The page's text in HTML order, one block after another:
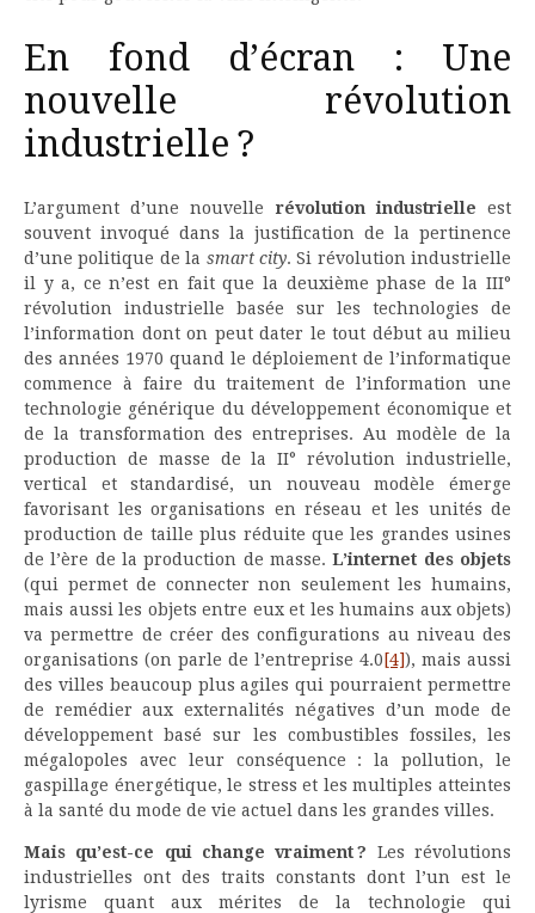
En fond d’écran : Une
nouvelle révolution
industrielle ?
L’argument d’une nouvelle révolution industrielle est
souvent invoqué dans la justification de la pertinence
d’une politique de la smart city. Si révolution industrielle
il y a, ce n’est en fait que la deuxième phase de la III°
révolution industrielle basée sur les technologies de
l’information dont on peut dater le tout début au milieu
des années 1970 quand le déploiement de l’informatique
commence à faire du traitement de l’information une
technologie générique du développement économique et
de la transformation des entreprises. Au modèle de la
production de masse de la II° révolution industrielle,
vertical et standardisé, un nouveau modèle émerge
favorisant les organisations en réseau et les unités de
production de taille plus réduite que les grandes usines
de l’ère de la production de masse.L’internet des objets
(qui permet de connecter non seulement les humains,
mais aussi les objets entre eux et les humains aux objets)
va permettre de créer des configurations au niveau des
organisations (on parle de l’entreprise 4.0 [4]), mais aussi
des villes beaucoup plus agiles qui pourraient permettre
de remédier aux externalités négatives d’un mode de
développement basé sur les combustibles fossiles, les
mégalopoles avec leur conséquence : la pollution, le
gaspillage énergétique, le stress et les multiples atteintes
à la santé du mode de vie actuel dans les grandes villes.
Mais qu’est-ce qui change vraiment ? Les révolutions
industrielles ont des traits constants dont l’un est le
lyrisme quant aux mérites de la technologie qui